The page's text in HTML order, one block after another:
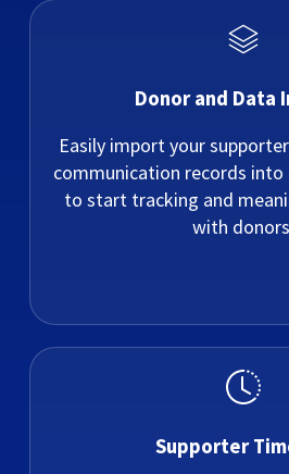
Donor and Data
Easily import your
communication records into
to start tracking and
with
Supporter